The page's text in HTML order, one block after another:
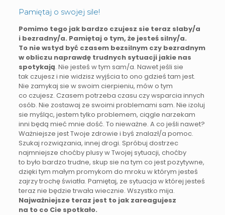
Pamiętaj o swojej sile!
Pomimo tego jak bardzo czujesz sie teraz slaby/a
i bezradny/a. Pamiętaj o tym, że jesteś silny/a.
To nie wstyd być czasem bezsilnym czy bezradnym
w obliczu naprawdę trudnych sytuacji jakie nas
spotykają. Nie jesteś w tym sam/a. Nawet jeśli sie
tak czujesz i nie widzisz wyjścia to ono gdzieś tam jest.
Nie zamykaj sie w swoim cierpieniu, mów o tym
co czujesz. Czasem potrzeba czasu czy wsparcia innych
osób. Nie zostawaj ze swoimi problemami sam. Nie izoluj
sie myśląc, jestem tylko problemem, ciągle narzekam
inni będą mieć mnie dość. To nieważne. A co jeśli nawet?
Ważniejsze jest Twoje zdrowie i byś znalazł/a pomoc.
Szukaj rozwiązania, innej drogi. Spróbuj dostrzec
najmniejsze choćby plusy w Twojej sytuacji, choćby
to było bardzo trudne, skup sie na tym co jest pozytywne,
dzięki tym małym promykom do mroku w którym jesteś
zajrzy trochę światła. Pamiętaj, ze sytuacja w której jesteś
teraz nie będzie trwała wiecznie. Wszystko mija.
Najważniejsze teraz jest to jak zareagujesz
na to co Cie spotkało.